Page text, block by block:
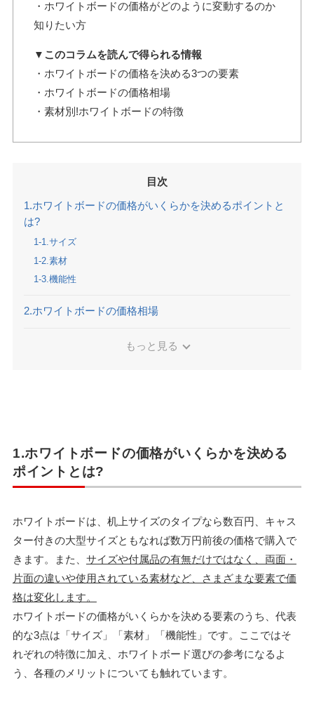
・ホワイトボードの価格がどのように変動するのか
知りたい方
▼このコラムを読んで得られる情報
・ホワイトボードの価格を決める3つの要素
・ホワイトボードの価格相場
・素材別!ホワイトボードの特徴
目次
1.ホワイトボードの価格がいくらかを決めるポイントと
は?
1-1.サイズ
1-2.素材
1-3.機能性
2.ホワイトボードの価格相場
もっと見る
1.ホワイトボードの価格がいくらかを決める
ポイントとは?
ホワイトボードは、机上サイズのタイプなら数百円、キャス
ター付きの大型サイズともなれば数万円前後の価格で購入で
きます。また、 サイズや付属品の有無だけではなく、両面・
片面の違いや使用されている素材など、さまざまな要素で価
格は変化します。
ホワイトボードの価格がいくらかを決める要素のうち、代表
的な3点は「サイズ」「素材」「機能性」です。ここではそ
れぞれの特徴に加え、ホワイトボード選びの参考になるよ
う、各種のメリットについても触れています。